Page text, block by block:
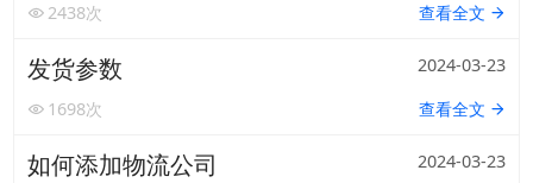
2438次 查看全文
发货参数
2024-03-23
1698次 查看全文
如何添加物流公司
2024-03-23